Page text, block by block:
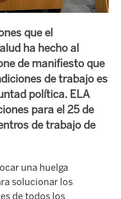
que el
ha hecho al
de manifiesto que
de trabajo es
política. ELA
para el 25 de
de trabajo de
una huelga
solucionar los
de todos los